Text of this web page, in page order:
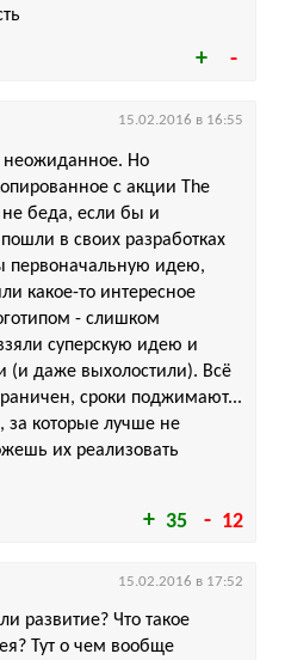
35 12
неожиданное. Но
с акции The
беда, если бы и
в своих разработках
первоначальную идею,
какое-то интересное
- слишком
суперскую идею и
(и даже выхолостили). Всё
сроки поджимают...
за которые лучше не
их реализовать
15.02.2016 в 16:55
развитие? Что такое
Тут о чем вообще
15.02.2016 в 17:52